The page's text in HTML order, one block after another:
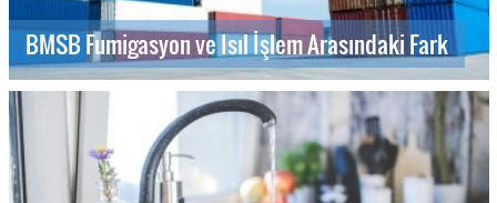
BMSB Fumigasyon ve Isıl İşlem Arasındaki Fark